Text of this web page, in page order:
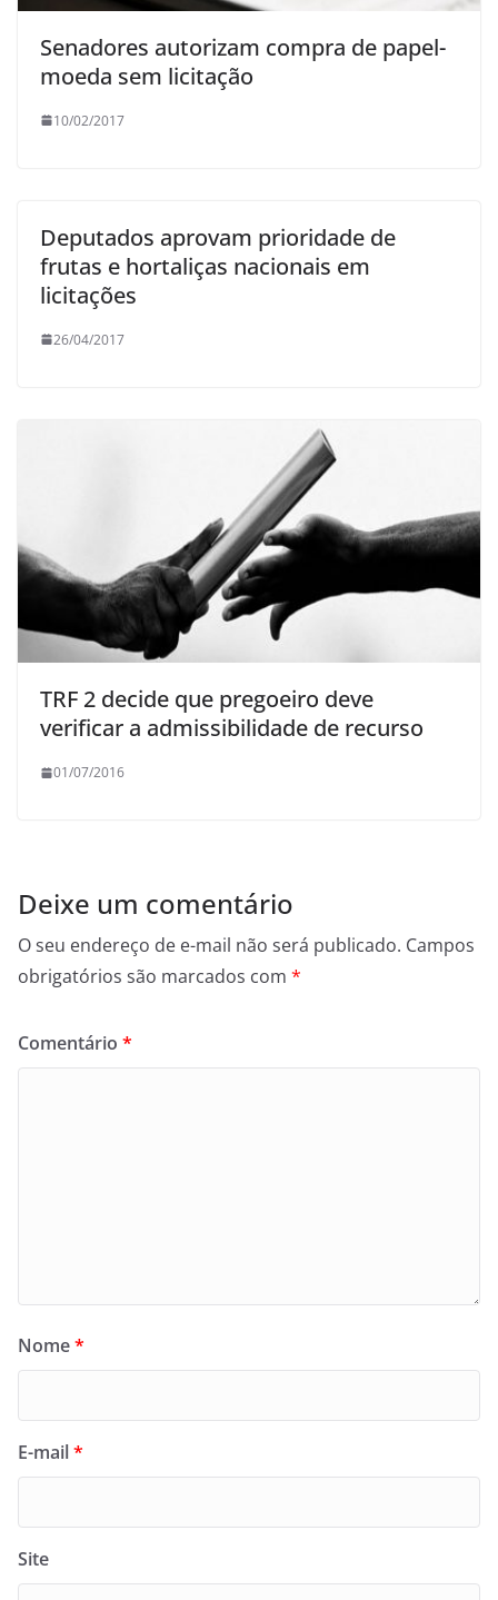
Senadores autorizam compra de papel-
moeda sem licitação
10/02/2017
Deputados aprovam prioridade de
frutas e hortaliças nacionais em
licitações
26/04/2017
TRF 2 decide que pregoeiro deve
verificar a admissibilidade de recurso
01/07/2016
Deixe um comentário
O seu endereço de e-mail não será publicado. Campos
obrigatórios são marcados com *
Comentário *
Nome*
E-mail*
Site